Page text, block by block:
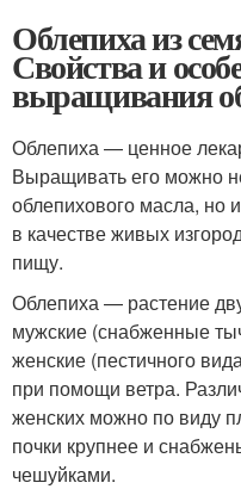
Облепиха из
Свойства и
выращивания
Облепиха — ценное
Выращивать его можно
облепихового масла, но
в качестве живых
пищу.
Облепиха — растение
мужские (снабженные
женские (пестичного
при помощи ветра.
женских можно по виду
почки крупнее и
чешуйками.